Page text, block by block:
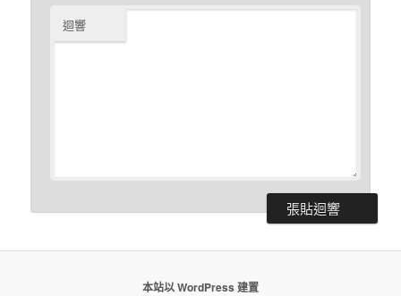
迴響
本站以 WordPress 建置